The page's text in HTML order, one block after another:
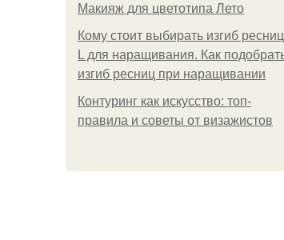
Макияж для цветотипа Лето
Кому стоит выбирать изгиб ресниц
L для наращивания. Как
изгиб ресниц при наращивании
Контуринг как искусство: топ-
правила и советы от визажистов